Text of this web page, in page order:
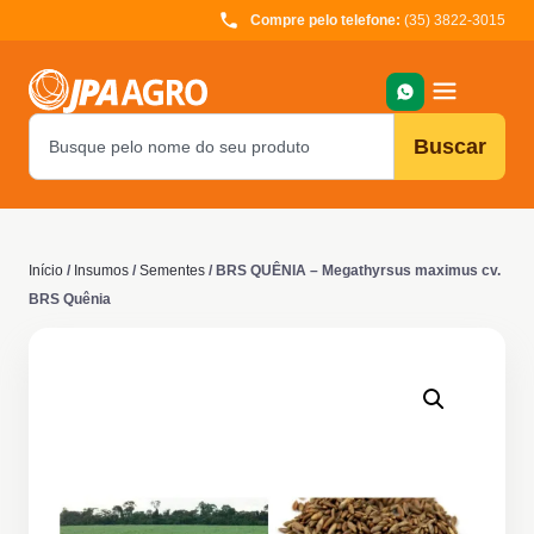
Compre pelo telefone: (35) 3822-3015
Buscar
Início / Insumos / Sementes / BRS QUÊNIA – Megathyrsus maximus cv.
BRS Quênia